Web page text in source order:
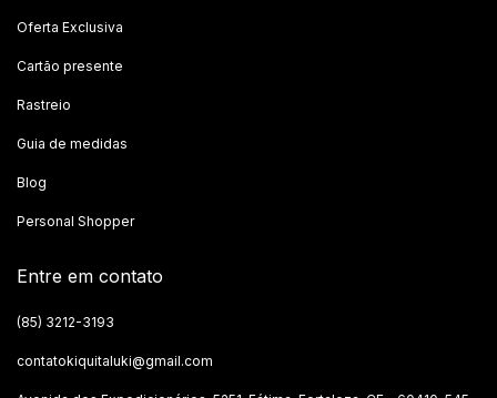
Oferta Exclusiva
Cartão presente
Rastreio
Guia de medidas
Blog
Personal Shopper
Entre em contato
(85) 3212-3193
contatokiquitaluki@gmail.com